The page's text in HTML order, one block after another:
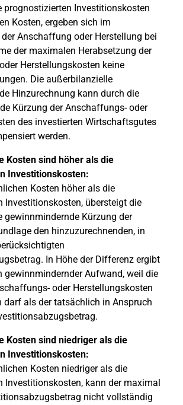
prognostizierten Investitionskosten
Kosten, ergeben sich im
Anschaffung oder Herstellung bei
der maximalen Herabsetzung der
Herstellungskosten keine
Die außerbilanzielle
Hinzurechnung kann durch die
Kürzung der Anschaffungs- oder
des investierten Wirtschaftsgutes
werden.
Kosten sind höher als die
Investitionskosten:
Kosten höher als die
Investitionskosten, übersteigt die
gewinnmindernde Kürzung der
den hinzuzurechnenden, in
In Höhe der Differenz ergibt
gewinnmindernder Aufwand, weil die
oder Herstellungskosten
darf als der tatsächlich in Anspruch
Kosten sind niedriger als die
Investitionskosten:
Kosten niedriger als die
Investitionskosten, kann der maximal
nicht vollständig